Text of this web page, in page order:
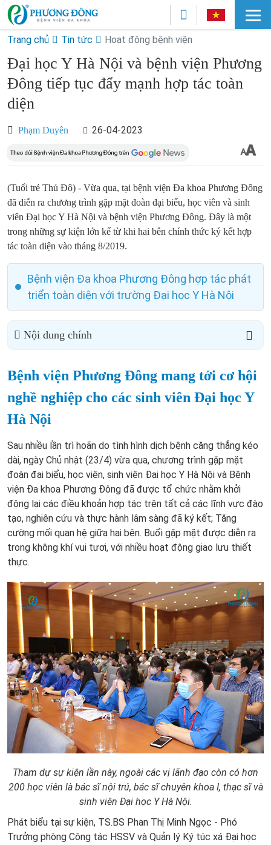
Trang chủ Tin tức Hoạt động bệnh viện
Đại học Y Hà Nội và bệnh viện Phương
Đông tiếp tục đẩy mạnh hợp tác toàn
diện
Phạm Duyên 26-04-2023
(Tuổi trẻ Thủ Đô) - Vừa qua, tại bệnh viện Đa khoa Phương Đông
đã diễn ra chương trình gặp mặt đoàn đại biểu, học viên và sinh
viên Đại học Y Hà Nội và bệnh viện Phương Đông. Đây là một
trong những sự kiện lớn kể từ khi hai bên chính thức ký kết hợp
tác toàn diện vào tháng 8/2019.
Bệnh viện Đa khoa Phương Đông hợp tác phát
triển toàn diện với trường Đại học Y Hà Nội
Nội dung chính
Bệnh viện Phương Đông mang tới cơ hội
nghề nghiệp cho các sinh viên Đại học Y
Hà Nội
Sau nhiều lần trì hoãn do tình hình dịch bệnh căng thẳng kéo
dài, ngày Chủ nhật (23/4) vừa qua, chương trình gặp mặt
đoàn đại biểu, học viên, sinh viên Đại học Y Hà Nội và Bệnh
viện Đa khoa Phương Đông đã được tổ chức nhằm khởi
động lại các điều khoản hợp tác trên tất cả các lĩnh vực đào
tạo, nghiên cứu và thực hành lâm sàng đã ký kết; Tăng
cường mối quan hệ giữa hai bên. Buổi gặp mặt được diễn ra
trong không khí vui tươi, với nhiều hoạt động giao lưu thiết
thực.
Tham dự sự kiện lần này, ngoài các vị lãnh đạo còn có hơn
200 học viên là bác sĩ nội trú, bác sĩ chuyên khoa I, thạc sĩ và
sinh viên Đại học Y Hà Nội.
Phát biểu tại sự kiện, TS.BS Phan Thị Minh Ngọc - Phó
Trưởng phòng Công tác HSSV và Quản lý Ký túc xá Đại học